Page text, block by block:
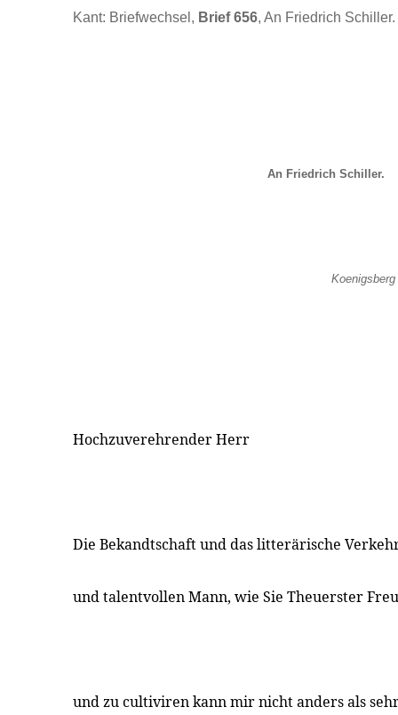
Kant: Briefwechsel, Brief 656, An Friedrich Schiller.
An Friedrich Schiller.
Koenigsberg
Hochzuverehrender Herr
Die Bekandtschaft und das litterärische
und talentvollen Mann, wie Sie Theuerster
und zu cultiviren kann mir nicht anders als